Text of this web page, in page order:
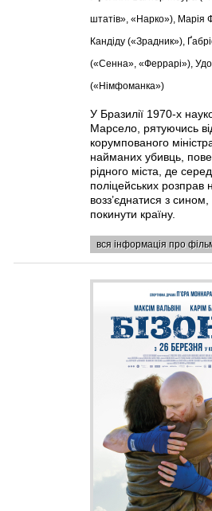
штатів», «Нарко»), Марія
Кандіду («Зрадник»),
(«Сенна», «Феррарі»), Удо
(«Німфоманка»)
У Бразилії 1970-х
Марсело, рятуючись
корумпованого
найманих убивць,
рідного міста, де
поліцейських розправ
возз’єднатися з
покинути країну.
вся інформація про